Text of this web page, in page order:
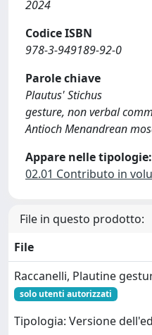
2024
Codice ISBN
978-3-949189-92-0
Parole chiave
Plautus' Stichus
gesture, non verbal
Antioch Menandrean
Appare nelle tipologie:
02.01 Contributo in
File in questo prodotto:
File
Raccanelli, Plautine
solo utenti autorizzati
Tipologia: Versione